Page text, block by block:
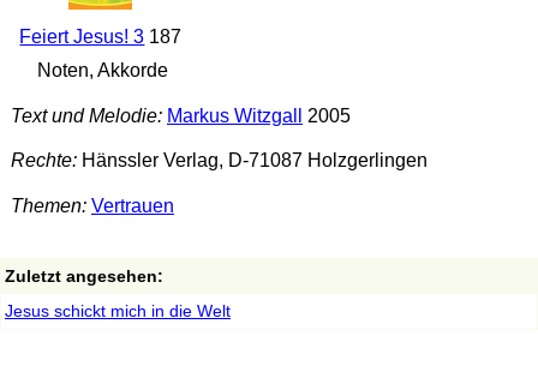
Feiert Jesus! 3 187
Noten, Akkorde
Text und Melodie: Markus Witzgall 2005
Rechte:Hänssler Verlag, D-71087 Holzgerlingen
Themen: Vertrauen
Zuletzt angesehen:
Jesus schickt mich in die Welt